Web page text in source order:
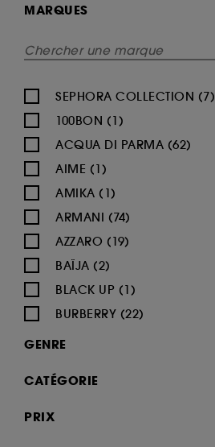
MARQUES
SEPHORA COLLECTION (7)
100BON (1)
ACQUA DI PARMA (62)
AIME (1)
AMIKA (1)
ARMANI (74)
AZZARO (19)
BAÏJA (2)
BLACK UP (1)
BURBERRY (22)
BVLGARI (12)
CACHAREL (24)
GENRE
Femme (1379)
Mixte (494)
CATÉGORIE
Parfum
PRIX